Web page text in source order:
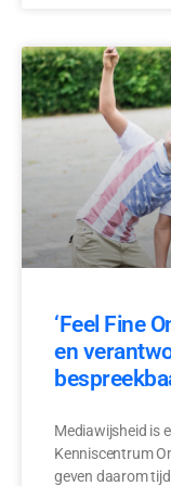
‘Feel Fine
en
Mediawijsheid is
Kenniscentrum
geven daarom